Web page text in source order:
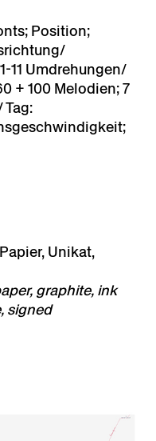
Position;
11 Umdrehungen/
+ 100 Melodien; 7
Unikat,
graphite, ink
signed